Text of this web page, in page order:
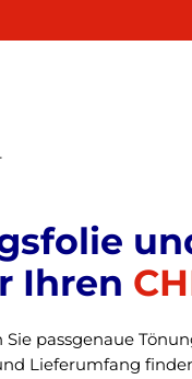
Sie passgenaue
Lieferumfang